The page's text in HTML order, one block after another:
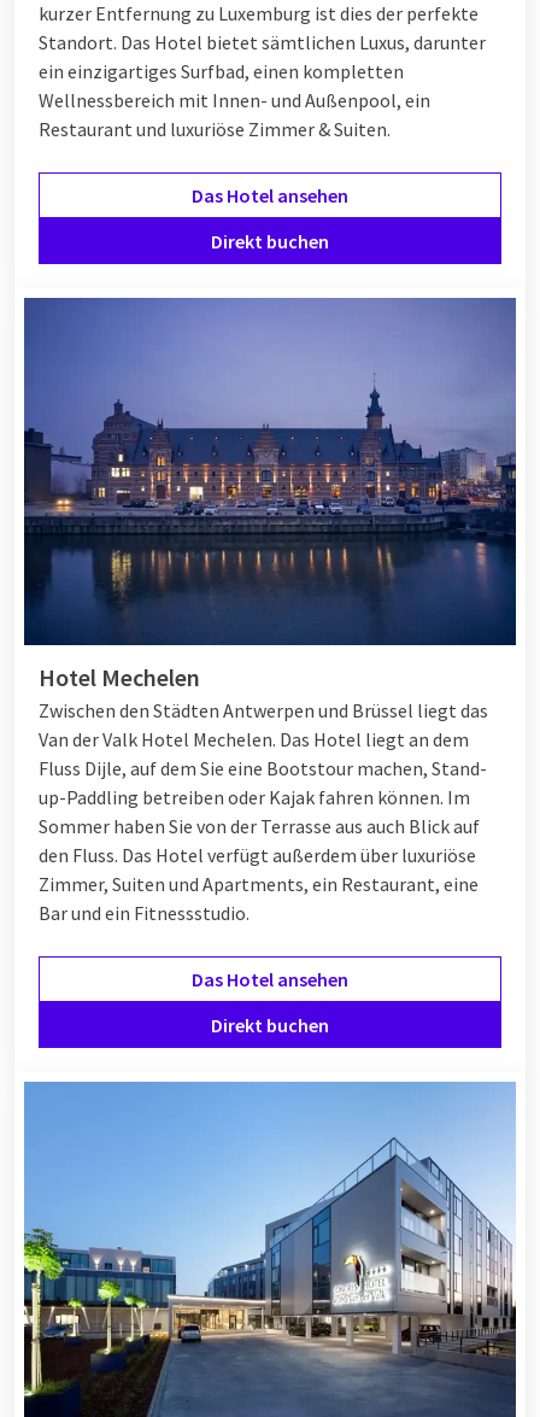
kurzer Entfernung zu Luxemburg ist dies der perfekte
Standort. Das Hotel bietet sämtlichen Luxus, darunter
ein einzigartiges Surfbad, einen kompletten
Wellnessbereich mit Innen- und Außenpool, ein
Restaurant und luxuriöse Zimmer & Suiten.
Das Hotel ansehen
Direkt buchen
Hotel Mechelen
Zwischen den Städten Antwerpen und Brüssel liegt das
Van der Valk Hotel Mechelen. Das Hotel liegt an dem
Fluss Dijle, auf dem Sie eine Bootstour machen, Stand-
up-Paddling betreiben oder Kajak fahren können. Im
Sommer haben Sie von der Terrasse aus auch Blick auf
den Fluss. Das Hotel verfügt außerdem über luxuriöse
Zimmer, Suiten und Apartments, ein Restaurant, eine
Bar und ein Fitnessstudio.
Das Hotel ansehen
Direkt buchen